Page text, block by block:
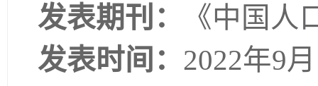
发表期刊： 《中国人
发表时间： 2022年9月